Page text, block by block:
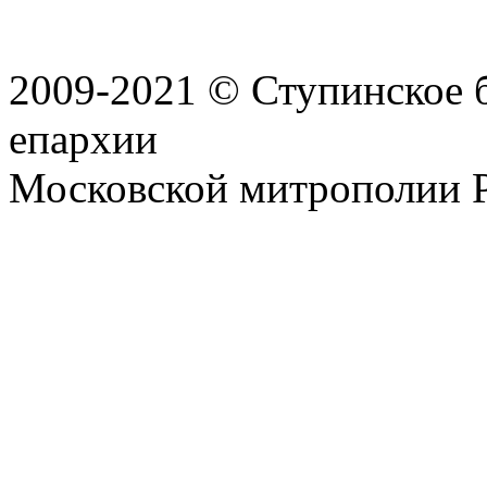
2009-2021 © Ступинское
епархии
Московской митрополии